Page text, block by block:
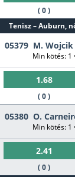
( 0 )
Tenisz – Auburn,
05379 M.
Min kötés: 1
1.68
( 0 )
05380 O.
Min kötés: 1
2.41
( 0 )